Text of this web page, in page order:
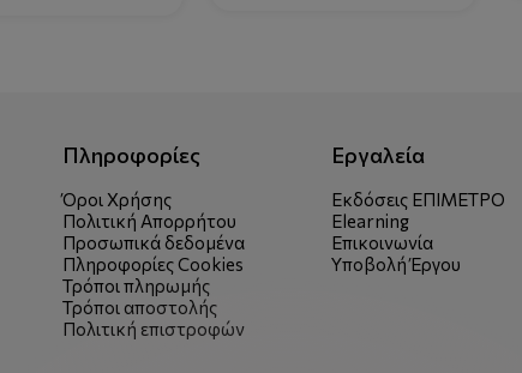
Πληροφορίες
Όροι Χρήσης
Πολιτική Απορρήτου
Προσωπικά δεδομένα
Πληροφορίες Cookies
Τρόποι πληρωμής
Τρόποι αποστολής
Πολιτική επιστροφών
Εργαλεία
Εκδόσεις ΕΠΙΜΕΤΡΟ
Elearning
Επικοινωνία
Υποβολή Έργου